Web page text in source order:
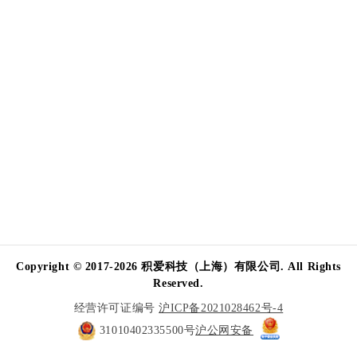
Copyright © 2017-2026 积爱科技（上海）有限公司. All Rights
Reserved.
经营许可证编号沪ICP备2021028462号-4
31010402335500号沪公网安备